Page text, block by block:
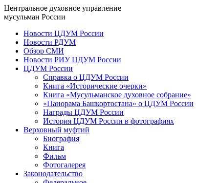
Центральное духовное управление
мусульман России
Новости ЦДУМ России
Новости РДУМ
Обзор СМИ
Новости РИУ ЦДУМ России
ЦДУМ России
Справка о ЦДУМ России
Книга «Исторические очерки»
Книга «Мусульманское духовное собрание»
«Панорама Башкортостана» о ЦДУМ России
Награды ЦДУМ России
История ЦДУМ России в фотографиях
Верховный муфтий
Биография
Книга
Фильм
Фотогалерея
Законодательство